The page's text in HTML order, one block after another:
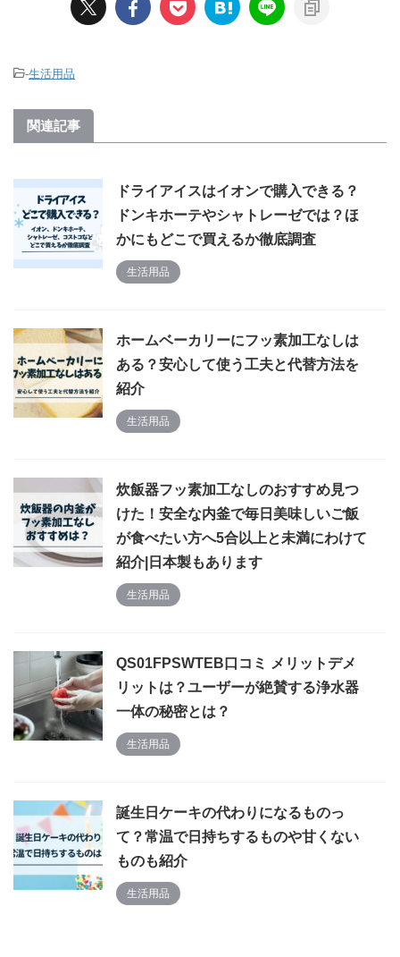
-生活用品
関連記事
ドライアイスはイオンで購入できる？
ドンキホーテやシャトレーゼでは？ほ
かにもどこで買えるか徹底調査
生活用品
ホームベーカリーにフッ素加工なしは
ある？安心して使う工夫と代替方法を
紹介
生活用品
炊飯器フッ素加工なしのおすすめ見つ
けた！安全な内釜で毎日美味しいご飯
が食べたい方へ5合以上と未満にわけて
紹介|日本製もあります
生活用品
QS01FPSWTEB口コミ メリットデメ
リットは？ユーザーが絶賛する浄水器
一体の秘密とは？
生活用品
誕生日ケーキの代わりになるものっ
て？常温で日持ちするものや甘くない
ものも紹介
生活用品